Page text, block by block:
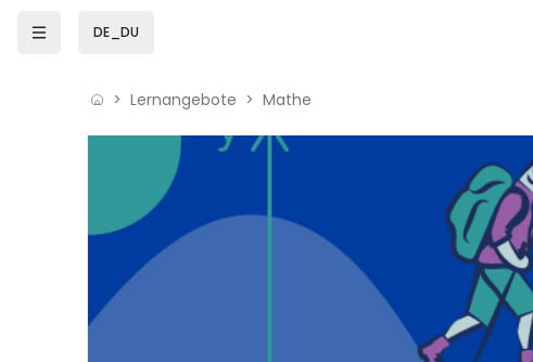
DE_DU
Lernangebote Mathe